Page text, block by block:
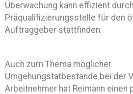
Überwachung kann effizient
Präqualifizierungsstelle für den
Auftraggeber stattfinden.
Auch zum Thema möglicher
Umgehungstatbestände bei der
Arbeitnehmer hat Reimann einen